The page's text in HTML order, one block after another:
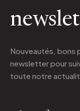
Nouveautés, bons
newsletterpour
toute notre